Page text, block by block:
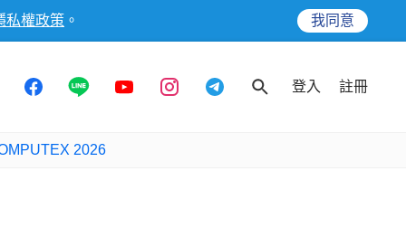
私權政策 。 我同意
登入 註冊
2026